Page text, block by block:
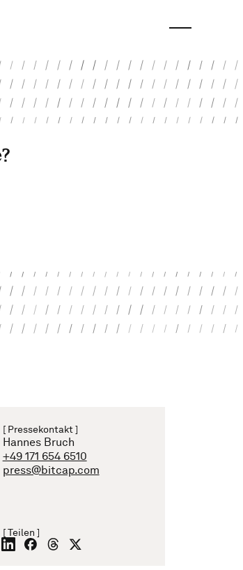
– wieso bleibt Apple die Ausnahme?
[ Pressekontakt ]
Hannes Bruch
+49 171 654 6510
press@bitcap.com
[ Teilen ]